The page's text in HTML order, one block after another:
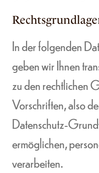
In der folgenden
geben wir Ihnen
zu den rechtlichen
Vorschriften, also
Datenschutz-
ermöglichen,
verarbeiten.